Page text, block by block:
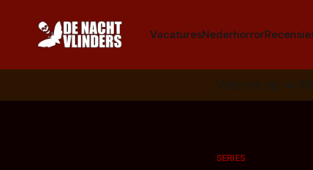
VacaturesNederhorror
Volg ons op: 📣
SERIES